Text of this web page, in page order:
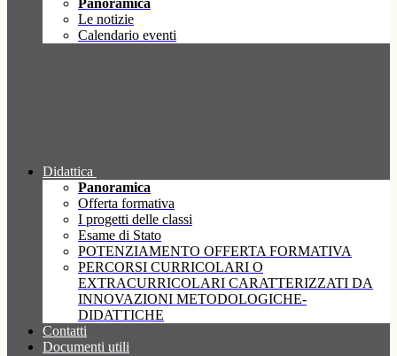
Panoramica
Le notizie
Calendario eventi
Didattica
Panoramica
Offerta formativa
I progetti delle classi
Esame di Stato
POTENZIAMENTO OFFERTA FORMATIVA
PERCORSI CURRICOLARI O
EXTRACURRICOLARI CARATTERIZZATI DA
INNOVAZIONI METODOLOGICHE-
DIDATTICHE
Contatti
Documenti utili